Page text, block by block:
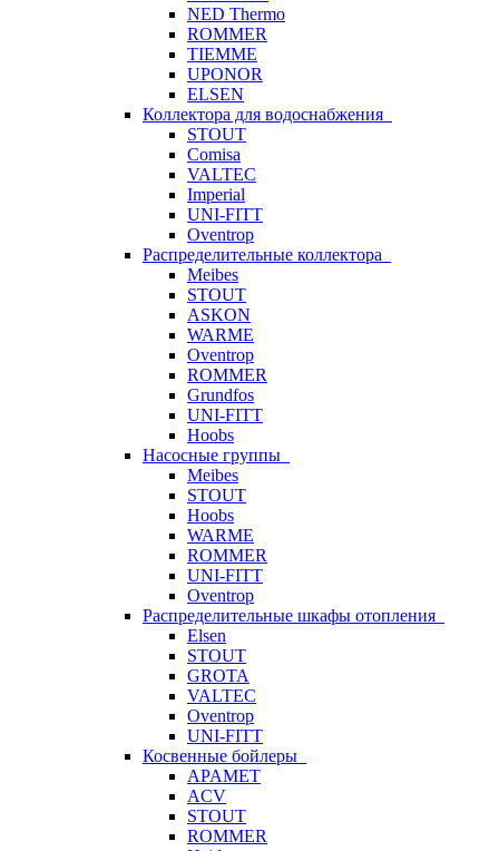
NED Thermo
ROMMER
TIEMME
UPONOR
ELSEN
Коллектора для водоснабжения
STOUT
Comisa
VALTEC
Imperial
UNI-FITT
Oventrop
Распределительные коллектора
Meibes
STOUT
ASKON
WARME
Oventrop
ROMMER
Grundfos
UNI-FITT
Hoobs
Насосные группы
Meibes
STOUT
Hoobs
WARME
ROMMER
UNI-FITT
Oventrop
Распределительные шкафы отопления
Elsen
STOUT
GROTA
VALTEC
Oventrop
UNI-FITT
Косвенные бойлеры
APAMET
ACV
STOUT
ROMMER